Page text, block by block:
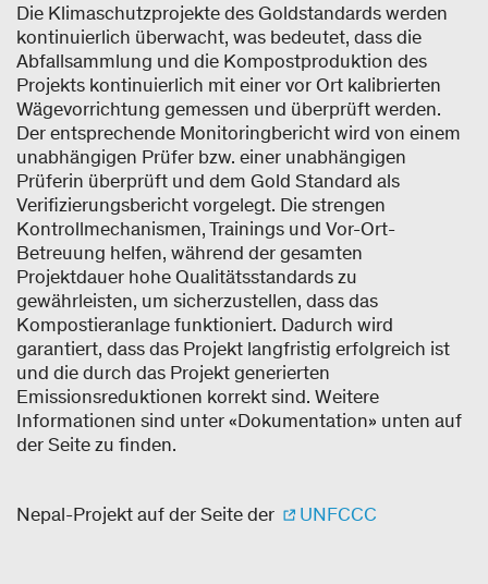
Die Klimaschutzprojekte des Goldstandards werden
kontinuierlich überwacht, was bedeutet, dass die
Abfallsammlung und die Kompostproduktion des
Projekts kontinuierlich mit einer vor Ort kalibrierten
Wägevorrichtung gemessen und überprüft werden.
Der entsprechende Monitoringbericht wird von einem
unabhängigen Prüfer bzw. einer unabhängigen
Prüferin überprüft und dem Gold Standard als
Verifizierungsbericht vorgelegt. Die strengen
Kontrollmechanismen, Trainings und Vor-Ort-
Betreuung helfen, während der gesamten
Projektdauer hohe Qualitätsstandards zu
gewährleisten, um sicherzustellen, dass das
Kompostieranlage funktioniert. Dadurch wird
garantiert, dass das Projekt langfristig erfolgreich ist
und die durch das Projekt generierten
Emissionsreduktionen korrekt sind. Weitere
Informationen sind unter «Dokumentation» unten auf
der Seite zu finden.
Nepal-Projekt auf der Seite der UNFCCC